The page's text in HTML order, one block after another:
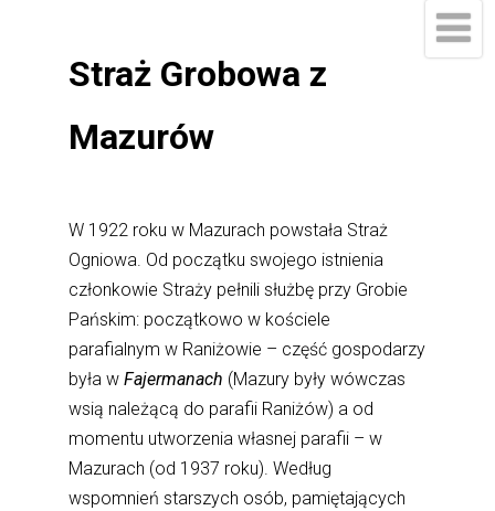
Straż Grobowa z
Mazurów
W 1922 roku w Mazurach powstała Straż
Ogniowa. Od początku swojego istnienia
członkowie Straży pełnili służbę przy Grobie
Pańskim: początkowo w kościele
parafialnym w Raniżowie – część gospodarzy
była wFajermanach (Mazury były wówczas
wsią należącą do parafii Raniżów) a od
momentu utworzenia własnej parafii – w
Mazurach (od 1937 roku). Według
wspomnień starszych osób, pamiętających